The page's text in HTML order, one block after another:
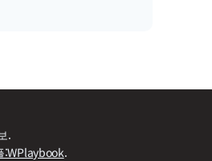
.
:WPlaybook.